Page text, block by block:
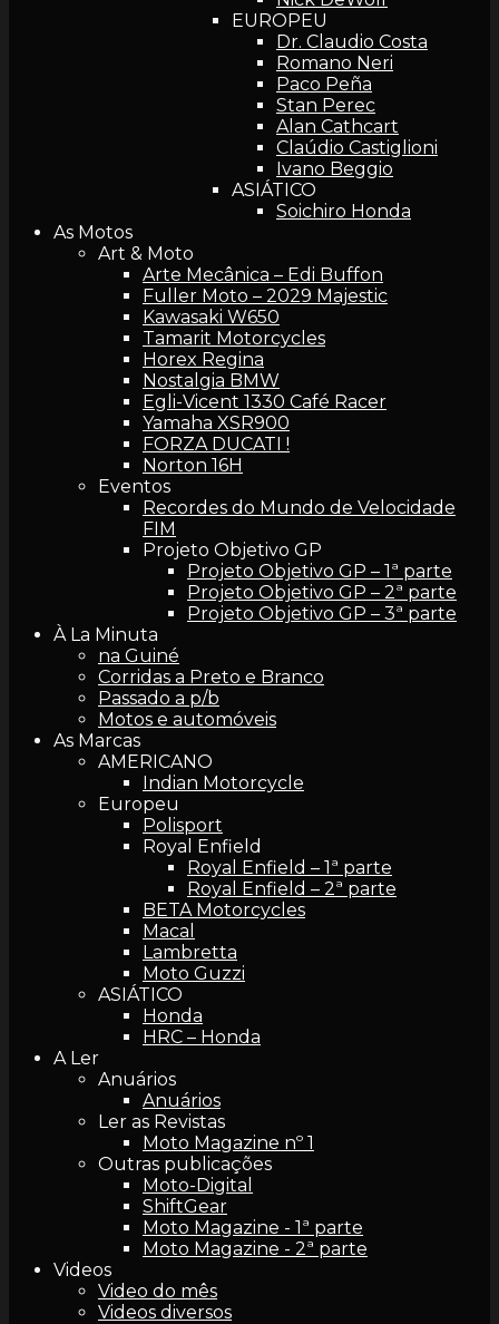
EUROPEU
Dr. Claudio Costa
Romano Neri
Paco Peña
Stan Perec
Alan Cathcart
Claúdio Castiglioni
Ivano Beggio
ASIÁTICO
Soichiro Honda
As Motos
Art & Moto
Arte Mecânica – Edi Buffon
Fuller Moto – 2029 Majestic
Kawasaki W650
Tamarit Motorcycles
Horex Regina
Nostalgia BMW
Egli-Vicent 1330 Café Racer
Yamaha XSR900
FORZA DUCATI !
Norton 16H
Eventos
Recordes do Mundo de Velocidade
FIM
Projeto Objetivo GP
Projeto Objetivo GP – 1ª parte
Projeto Objetivo GP – 2ª parte
Projeto Objetivo GP – 3ª parte
À La Minuta
na Guiné
Corridas a Preto e Branco
Passado a p/b
Motos e automóveis
As Marcas
AMERICANO
Indian Motorcycle
Europeu
Polisport
Royal Enfield
Royal Enfield – 1ª parte
Royal Enfield – 2ª parte
BETA Motorcycles
Macal
Lambretta
Moto Guzzi
ASIÁTICO
Honda
HRC – Honda
A Ler
Anuários
Anuários
Ler as Revistas
Moto Magazine nº 1
Outras publicações
Moto-Digital
ShiftGear
Moto Magazine - 1ª parte
Moto Magazine - 2ª parte
Videos
Video do mês
Videos diversos